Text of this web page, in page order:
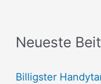
hNeueste
Billigster